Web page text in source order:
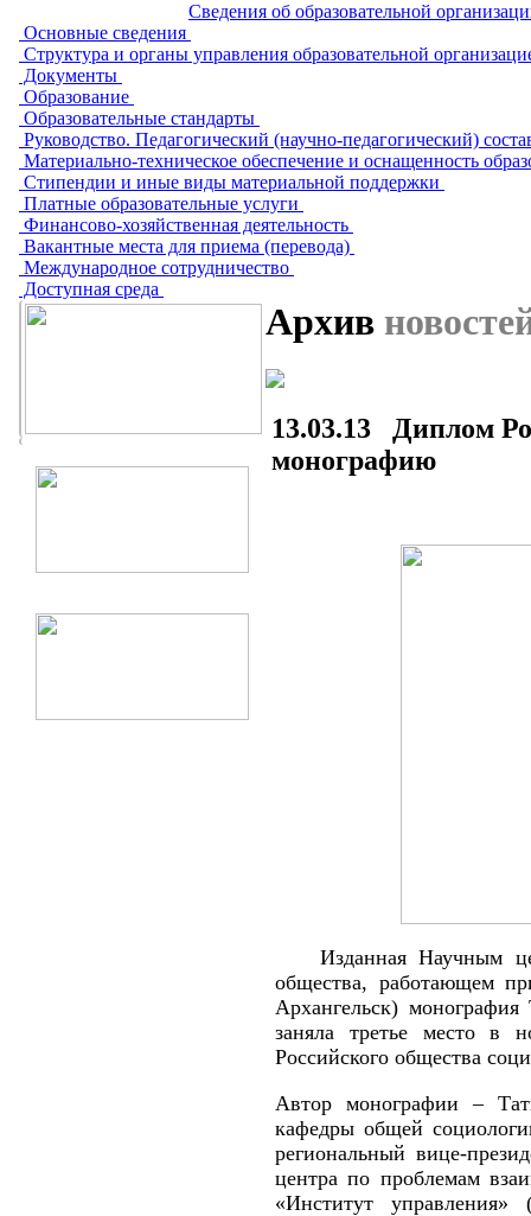
Сведения об образовательной
Основные сведения
Структура и органы управления образовательной
Документы
Образование
Образовательные стандарты
Руководство. Педагогический (научно-педагогический)
Материально-техническое обеспечение и оснащенность
Стипендии и иные виды материальной поддержки
Платные образовательные услуги
Финансово-хозяйственная деятельность
Вакантные места для приема (перевода)
Международное сотрудничество
Доступная среда
Архив
13.03.13 Диплом
монографию
Изданная Научным
общества, работающем
Архангельск)
заняла третье место в
Российского общества
Автор монографии –
кафедры общей
региональный вице-
центра по проблемам
«Институт управления»